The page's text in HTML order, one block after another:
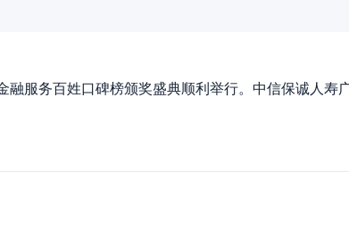
服务百姓口碑榜颁奖盛典顺利举行。中信保诚人寿